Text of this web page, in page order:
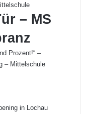
– MS
Prozent!“ –
– Mittelschule